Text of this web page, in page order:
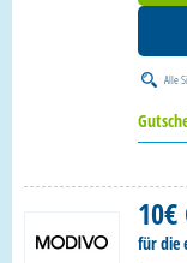
Alle
für die